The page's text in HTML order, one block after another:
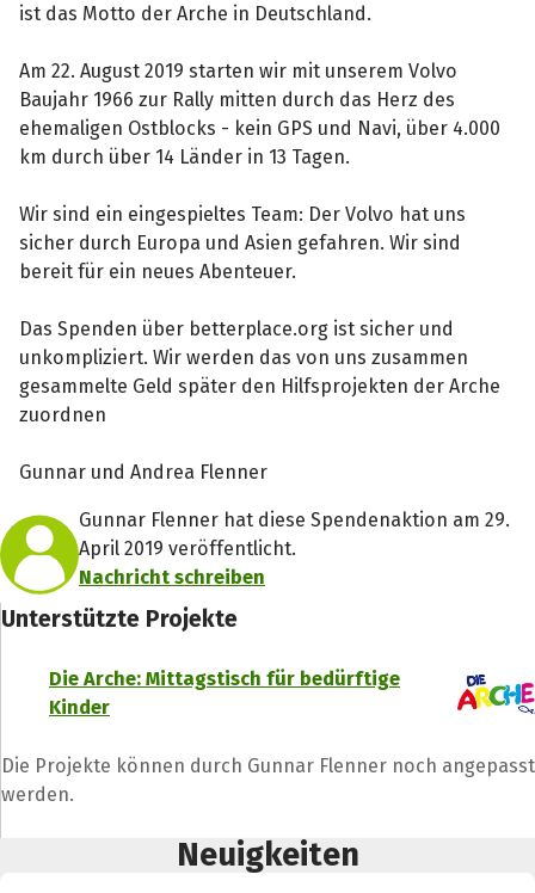
ist das Motto der Arche in Deutschland.
Am 22. August 2019 starten wir mit unserem Volvo
Baujahr 1966 zur Rally mitten durch das Herz des
ehemaligen Ostblocks - kein GPS und Navi, über 4.000
km durch über 14 Länder in 13 Tagen.
Wir sind ein eingespieltes Team: Der Volvo hat uns
sicher durch Europa und Asien gefahren. Wir sind
bereit für ein neues Abenteuer.
Das Spenden über betterplace.org ist sicher und
unkompliziert. Wir werden das von uns zusammen
gesammelte Geld später den Hilfsprojekten der Arche
zuordnen
Gunnar und Andrea Flenner
Gunnar Flenner hat diese Spendenaktion am 29.
April 2019 veröffentlicht.
Nachricht schreiben
Unterstützte Projekte
Die Arche: Mittagstisch für bedürftige
Kinder
Die Projekte können durch Gunnar Flenner noch angepasst
werden.
Neuigkeiten